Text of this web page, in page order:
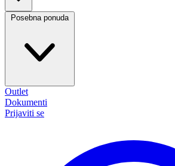
Posebna ponuda
Outlet
Dokumenti
Prijaviti se